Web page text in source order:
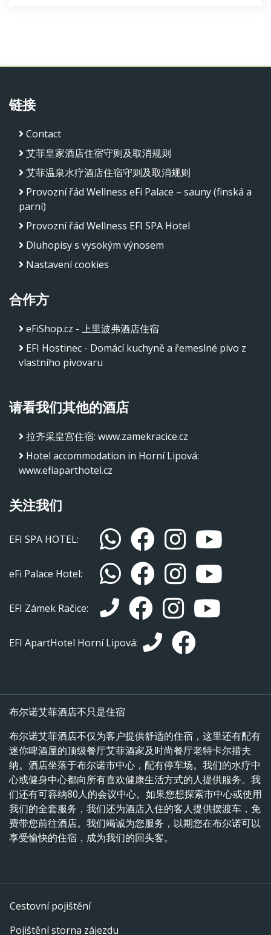
链接
Contact
艾菲皇家酒店住宿守则及取消规则
艾菲温泉水疗酒店住宿守则及取消规则
Provozní řád Wellness eFi Palace – sauny (finská a
parní)
Provozní řád Wellness EFI SPA Hotel
Dluhopisy s vysokým výnosem
Nastavení cookies
合作方
eFiShop.cz - 上里波弗酒店住宿
EFI Hostinec - Domácí kuchyně a řemeslné pivo z
vlastního pivovaru
请看我们其他的酒店
拉齐采皇宫住宿: www.zamekracice.cz
Hotel accommodation in Horní Lipová:
www.efiaparthotel.cz
关注我们
EFI SPA HOTEL:
eFi Palace Hotel:
EFI Zámek Račice:
EFI ApartHotel Horní Lipová:
布尔诺艾菲酒店不只是住宿
布尔诺艾菲酒店不仅为客户提供舒适的住宿，这里还有配有
迷你啤酒屋的顶级餐厅艾菲酒家及时尚餐厅老特卡尔措夫
纳。酒店坐落于布尔诺市中心，配有停车场。我们的水疗中
心或健身中心都向所有喜欢健康生活方式的人提供服务。我
们还有可容纳80人的会议中心。如果您想探索市中心或使用
我们的全套服务，我们还为酒店入住的客人提供摆渡车，免
费带您前往酒店。我们竭诚为您服务，以期您在布尔诺可以
享受愉快的住宿，成为我们的回头客。
Cestovní pojištění
Pojištění storna zájezdu